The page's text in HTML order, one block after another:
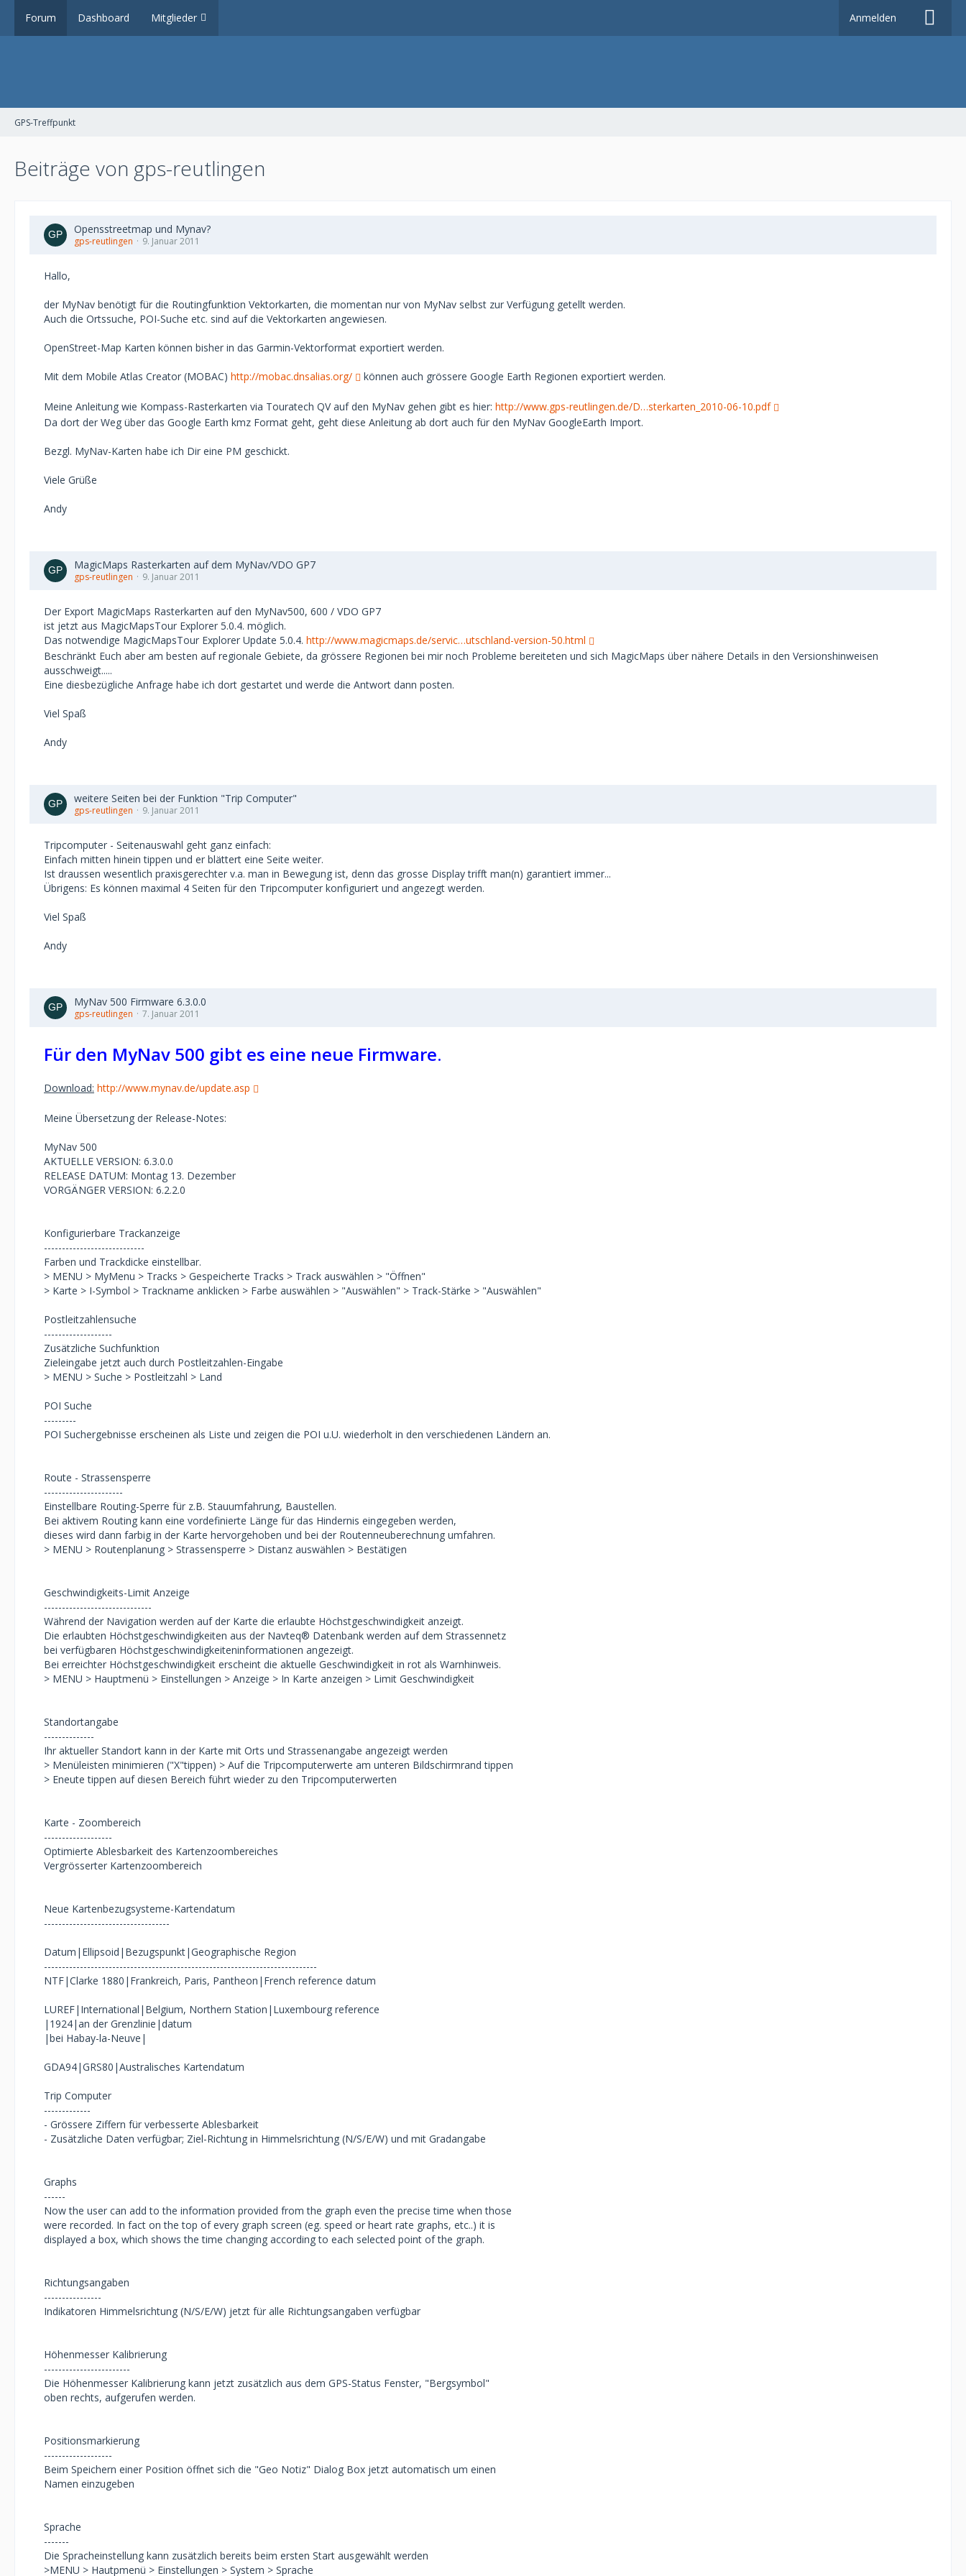
Forum Dashboard Mitglieder Anmelden
GPS-Treffpunkt
Beiträge von gps-reutlingen
Opensstreetmap und Mynav?
gps-reutlingen 9. Januar 2011
Hallo,
der MyNav benötigt für die Routingfunktion Vektorkarten, die momentan nur von MyNav selbst zur Verfügung getellt werden.
Auch die Ortssuche, POI-Suche etc. sind auf die Vektorkarten angewiesen.
OpenStreet-Map Karten können bisher in das Garmin-Vektorformat exportiert werden.
Mit dem Mobile Atlas Creator (MOBAC) http://mobac.dnsalias.org/ können auch grössere Google Earth Regionen exportiert werden.
Meine Anleitung wie Kompass-Rasterkarten via Touratech QV auf den MyNav gehen gibt es hier: http://www.gps-reutlingen.de/D…sterkarten_2010-06-10.pdf
Da dort der Weg über das Google Earth kmz Format geht, geht diese Anleitung ab dort auch für den MyNav GoogleEarth Import.
Bezgl. MyNav-Karten habe ich Dir eine PM geschickt.
Viele Grüße
Andy
MagicMaps Rasterkarten auf dem MyNav/VDO GP7
gps-reutlingen 9. Januar 2011
Der Export MagicMaps Rasterkarten auf den MyNav500, 600 / VDO GP7
ist jetzt aus MagicMapsTour Explorer 5.0.4. möglich.
Das notwendige MagicMapsTour Explorer Update 5.0.4. http://www.magicmaps.de/servic…utschland-version-50.html
Beschränkt Euch aber am besten auf regionale Gebiete, da grössere Regionen bei mir noch Probleme bereiteten und sich MagicMaps über nähere Details in den Versionshinweisen
ausschweigt.....
Eine diesbezügliche Anfrage habe ich dort gestartet und werde die Antwort dann posten.
Viel Spaß
Andy
weitere Seiten bei der Funktion "Trip Computer"
gps-reutlingen 9. Januar 2011
Tripcomputer - Seitenauswahl geht ganz einfach:
Einfach mitten hinein tippen und er blättert eine Seite weiter.
Ist draussen wesentlich praxisgerechter v.a. man in Bewegung ist, denn das grosse Display trifft man(n) garantiert immer...
Übrigens: Es können maximal 4 Seiten für den Tripcomputer konfiguriert und angezegt werden.
Viel Spaß
Andy
MyNav 500 Firmware 6.3.0.0
gps-reutlingen 7. Januar 2011
Für den MyNav 500 gibt es eine neue Firmware.
Download: http://www.mynav.de/update.asp
Meine Übersetzung der Release-Notes:
MyNav 500
AKTUELLE VERSION: 6.3.0.0
RELEASE DATUM: Montag 13. Dezember
VORGÄNGER VERSION: 6.2.2.0
Konfigurierbare Trackanzeige
----------------------------
Farben und Trackdicke einstellbar.
> MENU > MyMenu > Tracks > Gespeicherte Tracks > Track auswählen > "Öffnen"
> Karte > I-Symbol > Trackname anklicken > Farbe auswählen > "Auswählen" > Track-Stärke > "Auswählen"
Postleitzahlensuche
-------------------
Zusätzliche Suchfunktion
Zieleingabe jetzt auch durch Postleitzahlen-Eingabe
> MENU > Suche > Postleitzahl > Land
POI Suche
---------
POI Suchergebnisse erscheinen als Liste und zeigen die POI u.U. wiederholt in den verschiedenen Ländern an.
Route - Strassensperre
----------------------
Einstellbare Routing-Sperre für z.B. Stauumfahrung, Baustellen.
Bei aktivem Routing kann eine vordefinierte Länge für das Hindernis eingegeben werden,
dieses wird dann farbig in der Karte hervorgehoben und bei der Routenneuberechnung umfahren.
> MENU > Routenplanung > Strassensperre > Distanz auswählen > Bestätigen
Geschwindigkeits-Limit Anzeige
------------------------------
Während der Navigation werden auf der Karte die erlaubte Höchstgeschwindigkeit anzeigt.
Die erlaubten Höchstgeschwindigkeiten aus der Navteq® Datenbank werden auf dem Strassennetz
bei verfügbaren Höchstgeschwindigkeiteninformationen angezeigt.
Bei erreichter Höchstgeschwindigkeit erscheint die aktuelle Geschwindigkeit in rot als Warnhinweis.
> MENU > Hauptmenü > Einstellungen > Anzeige > In Karte anzeigen > Limit Geschwindigkeit
Standortangabe
--------------
Ihr aktueller Standort kann in der Karte mit Orts und Strassenangabe angezeigt werden
> Menüleisten minimieren ("X"tippen) > Auf die Tripcomputerwerte am unteren Bildschirmrand tippen
> Eneute tippen auf diesen Bereich führt wieder zu den Tripcomputerwerten
Karte - Zoombereich
-------------------
Optimierte Ablesbarkeit des Kartenzoombereiches
Vergrösserter Kartenzoombereich
Neue Kartenbezugsysteme-Kartendatum
-----------------------------------
Datum|Ellipsoid|Bezugspunkt|Geographische Region
----------------------------------------------------------------------------
NTF|Clarke 1880|Frankreich, Paris, Pantheon|French reference datum
LUREF|International|Belgium, Northern Station|Luxembourg reference
|1924|an der Grenzlinie|datum
|bei Habay-la-Neuve|
GDA94|GRS80|Australisches Kartendatum
Trip Computer
-------------
- Grössere Ziffern für verbesserte Ablesbarkeit
- Zusätzliche Daten verfügbar; Ziel-Richtung in Himmelsrichtung (N/S/E/W) und mit Gradangabe
Graphs
------
Now the user can add to the information provided from the graph even the precise time when those
were recorded. In fact on the top of every graph screen (eg. speed or heart rate graphs, etc..) it is
displayed a box, which shows the time changing according to each selected point of the graph.
Richtungsangaben
----------------
Indikatoren Himmelsrichtung (N/S/E/W) jetzt für alle Richtungsangaben verfügbar
Höhenmesser Kalibrierung
------------------------
Die Höhenmesser Kalibrierung kann jetzt zusätzlich aus dem GPS-Status Fenster, "Bergsymbol"
oben rechts, aufgerufen werden.
Positionsmarkierung
-------------------
Beim Speichern einer Position öffnet sich die "Geo Notiz" Dialog Box jetzt automatisch um einen
Namen einzugeben
Sprache
-------
Die Spracheinstellung kann zusätzlich bereits beim ersten Start ausgewählt werden
>MENU > Hautpmenü > Einstellungen > System > Sprache